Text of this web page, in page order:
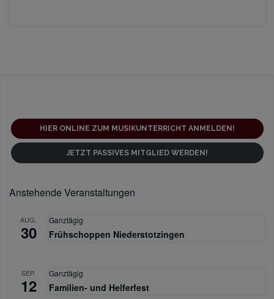
n
N
a
i
g
t
i
HIER ONLINE ZUM MUSIKUNTERRICHT ANMELDEN!
JETZT PASSIVES MITGLIED WERDEN!
Anstehende Veranstaltungen
AUG.
30
Ganztägig
Frühschoppen Niederstotzingen
SEP.
12
Ganztägig
Familien- und Helferfest